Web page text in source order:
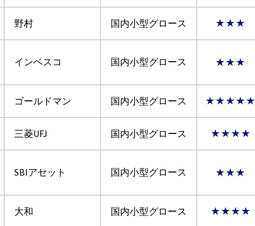
野村 国内小型グロース ★★★
インベスコ 国内小型グロース ★★★
ゴールドマン 国内小型グロース ★★★★★
三菱UFJ 国内小型グロース ★★★★
SBIアセット 国内小型グロース ★★★
大和 国内小型グロース ★★★★